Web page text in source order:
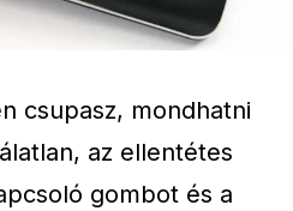
csupasz, mondhatni
az ellentétes
gombot és a